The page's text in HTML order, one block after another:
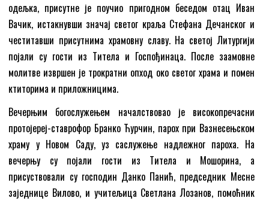
одељка, присутне је поучио пригодном беседом отац Иван
Вачик, истакнувши значај светог краља Стефана Дечанског и
честитавши присутнима храмовну славу. На светој Литургији
појали су гости из Титела и Госпођинаца. После заамовне
молитве извршен је трократни опход око светог храма и помен
ктиторима и приложницима.
Вечерњим богослужењем началствовао је високопречасни
протојереј-ставрофор Бранко Ћурчин, парох при Вазнесењском
храму у Новом Саду, уз саслужење надлежног пароха. На
вечерњу су појали гости из Титела и Мошорина, а
присуствовали су господин Данко Панић, председник Месне
заједнице Вилово, и учитељица Светлана Лозанов, помоћник